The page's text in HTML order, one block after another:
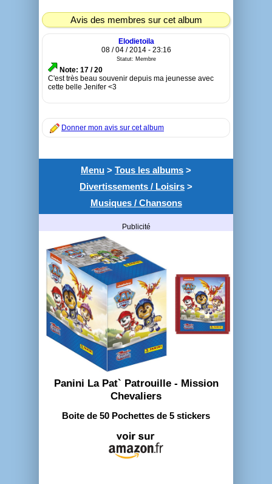
Avis des membres sur cet album
Elodietoila
08 / 04 / 2014 - 23:16
Statut: Membre
Note: 17 / 20
C'est très beau souvenir depuis ma jeunesse avec
cette belle Jenifer <3
Donner mon avis sur cet album
Menu > Tous les albums >
Divertissements / Loisirs >
Musiques / Chansons
Publicité
Panini La Pat` Patrouille - Mission
Chevaliers
Boite de 50 Pochettes de 5 stickers